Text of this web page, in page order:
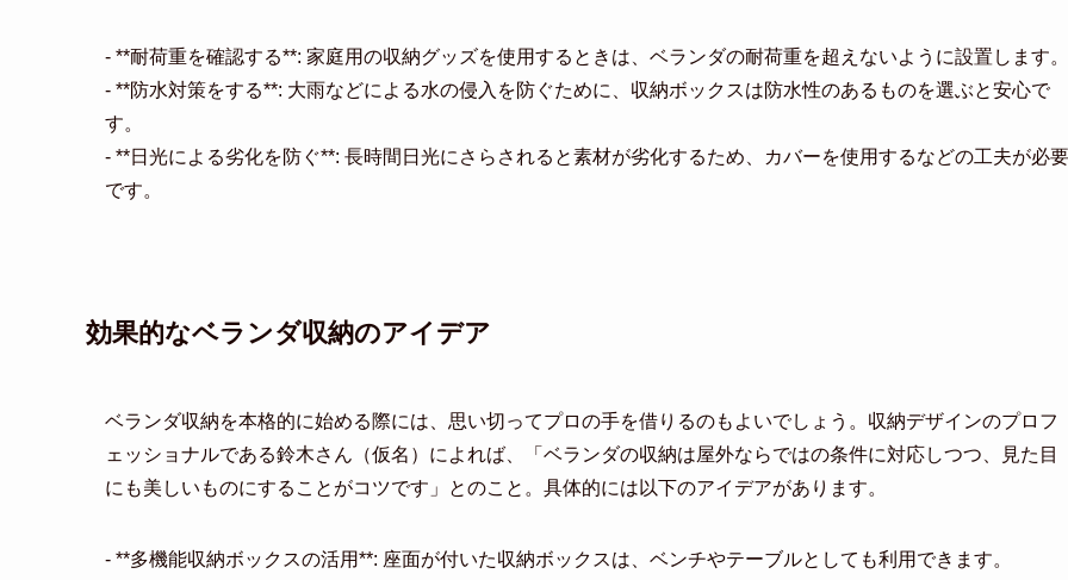
- **耐荷重を確認する**: 家庭用の収納グッズを使用するときは、ベランダの耐荷重を超えないように設置します。
- **防水対策をする**: 大雨などによる水の侵入を防ぐために、収納ボックスは防水性のあるものを選ぶと安心で
す。
- **日光による劣化を防ぐ**: 長時間日光にさらされると素材が劣化するため、カバーを使用するなどの工夫が必要
です。
効果的なベランダ収納のアイデア
ベランダ収納を本格的に始める際には、思い切ってプロの手を借りるのもよいでしょう。収納デザインのプロフ
ェッショナルである鈴木さん（仮名）によれば、「ベランダの収納は屋外ならではの条件に対応しつつ、見た目
にも美しいものにすることがコツです」とのこと。具体的には以下のアイデアがあります。
- **多機能収納ボックスの活用**: 座面が付いた収納ボックスは、ベンチやテーブルとしても利用できます。